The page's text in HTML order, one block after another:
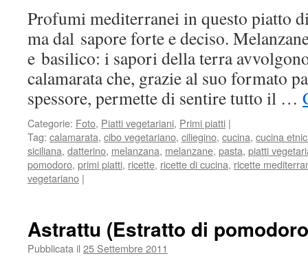
Profumi mediterranei in questo piatto
ma dal sapore forte e deciso.
e basilico: i sapori della terra
calamarata che, grazie al suo formato
spessore, permette di sentire tutto il …
Categorie: Foto, Piatti vegetariani, Primi piatti |
Tag: calamarata, cibo vegetariano, ciliegino, cucina, cucina
siciliana, datterino, melanzana, melanzane, pasta, piatti
pomodoro, primi piatti, ricette, ricette di cucina, ricette
vegetariano |
Astrattu (Estratto di
Pubblicata il 25 Settembre 2011